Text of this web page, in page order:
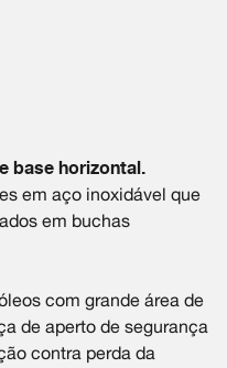
base horizontal.
em aço inoxidável que
em buchas
com grande área de
de aperto de segurança
contra perda da